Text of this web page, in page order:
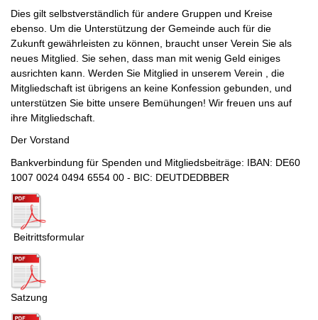
Dies gilt selbstverständlich für andere Gruppen und Kreise
ebenso. Um die Unterstützung der Gemeinde auch für die
Zukunft gewährleisten zu können, braucht unser Verein Sie als
neues Mitglied. Sie sehen, dass man mit wenig Geld einiges
ausrichten kann. Werden Sie Mitglied in unserem Verein , die
Mitgliedschaft ist übrigens an keine Konfession gebunden, und
unterstützen Sie bitte unsere Bemühungen! Wir freuen uns auf
ihre Mitgliedschaft.
Der Vorstand
Bankverbindung für Spenden und Mitgliedsbeiträge: IBAN: DE60
1007 0024 0494 6554 00 - BIC: DEUTDEDBBER
Beitrittsformular
Satzung